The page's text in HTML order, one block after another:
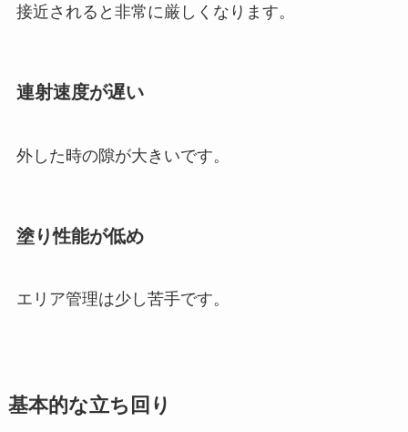
接近されると非常に厳しくなります。
連射速度が遅い
外した時の隙が大きいです。
塗り性能が低め
エリア管理は少し苦手です。
基本的な立ち回り